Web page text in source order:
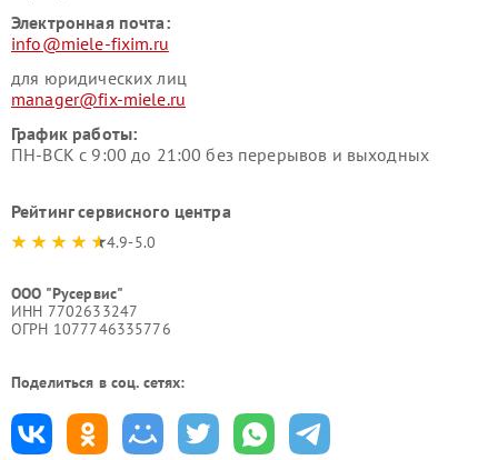
Электронная почта:
info@miele-fixim.ru
для юридических лиц
manager@fix-miele.ru
График работы:
ПН-ВСК с 9:00 до 21:00 без перерывов и выходных
Рейтинг сервисного центра
4.9-5.0
ООО "Русервис"
ИНН 7702633247
ОГРН 1077746335776
Поделиться в соц. сетях: